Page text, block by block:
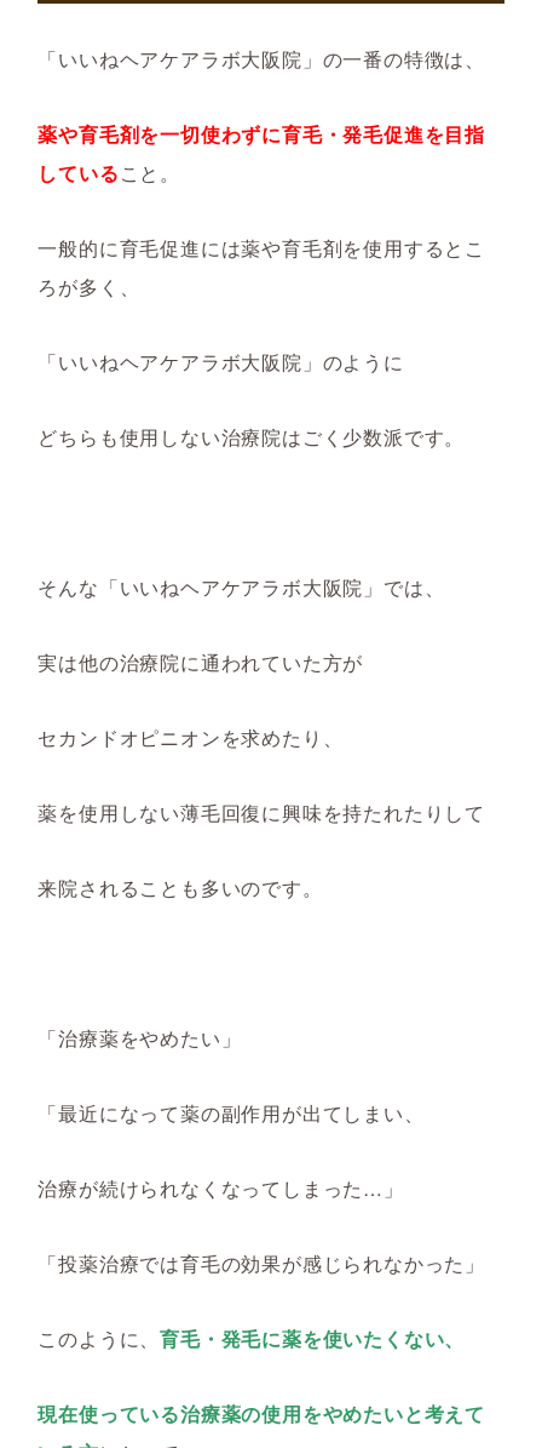
「いいねヘアケアラボ大阪院」の一番の特徴は、
薬や育毛剤を一切使わずに育毛・発毛促進を目指
していること。
一般的に育毛促進には薬や育毛剤を使用するとこ
ろが多く、
「いいねヘアケアラボ大阪院」のように
どちらも使用しない治療院はごく少数派です。
そんな「いいねヘアケアラボ大阪院」では、
実は他の治療院に通われていた方が
セカンドオピニオンを求めたり、
薬を使用しない薄毛回復に興味を持たれたりして
来院されることも多いのです。
「治療薬をやめたい」
「最近になって薬の副作用が出てしまい、
治療が続けられなくなってしまった…」
「投薬治療では育毛の効果が感じられなかった」
このように、育毛・発毛に薬を使いたくない、
現在使っている治療薬の使用をやめたいと考えて